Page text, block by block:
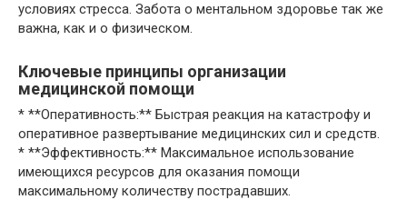
условиях стресса. Забота о ментальном здоровье так же
важна, как и о физическом.
Ключевые принципы организации
медицинской помощи
* **Оперативность:** Быстрая реакция на катастрофу и
оперативное развертывание медицинских сил и средств.
* **Эффективность:** Максимальное использование
имеющихся ресурсов для оказания помощи
максимальному количеству пострадавших.